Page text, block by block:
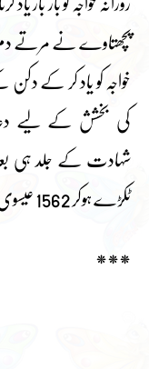
روزانہ خواجہ کو بار بار
خواجہ کو یاد کر کے
کی بخشش کے لیے
شہادت کے جلد ہی بعد
ٹکڑے ہوکر 1562 عیسوی میں بالکل ختم ہوگئی۔
***